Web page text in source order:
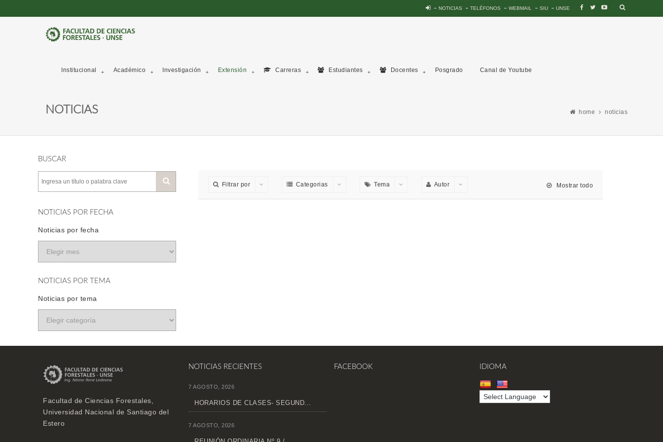
NOTICIAS TELÉFONOS WEBMAIL SIU UNSE
Institucional Académico Investigación Extensión Carreras Estudiantes Docentes Posgrado Canal de Youtube
NOTICIAS home noticias
BUSCAR
NOTICIAS POR FECHA
Noticias por fecha
NOTICIAS POR TEMA
Noticias por tema
Filtrar por Categorias Tema Autor Mostrar todo
Facultad de Ciencias Forestales,
Universidad Nacional de Santiago del
Estero
NOTICIAS RECIENTES
7 AGOSTO, 2026
HORARIOS DE CLASES- SEGUND...
7 AGOSTO, 2026
FACEBOOK IDIOMA